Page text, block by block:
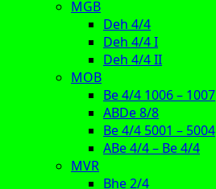
MGB
Deh 4/4
Deh 4/4 I
Deh 4/4 II
MOB
Be 4/4 1006 – 1007
ABDe 8/8
Be 4/4 5001 – 5004
ABe 4/4 – Be 4/4
MVR
Bhe 2/4